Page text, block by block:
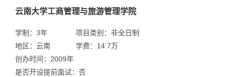
云南大学工商管理与旅游管理学院
学制：3年
地区：云南
项目类别：非全日制
学费：14.7万
创办时间：2009年
是否开设提前面试：否